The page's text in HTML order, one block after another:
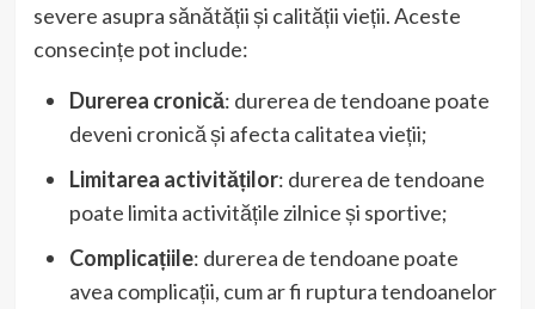
severe asupra sănătății și calității vieții. Aceste
consecințe pot include:
Durerea cronică: durerea de tendoane poate
deveni cronică și afecta calitatea vieții;
Limitarea activităților: durerea de tendoane
poate limita activitățile zilnice și sportive;
Complicațiile: durerea de tendoane poate
avea complicații, cum ar fi ruptura tendoanelor